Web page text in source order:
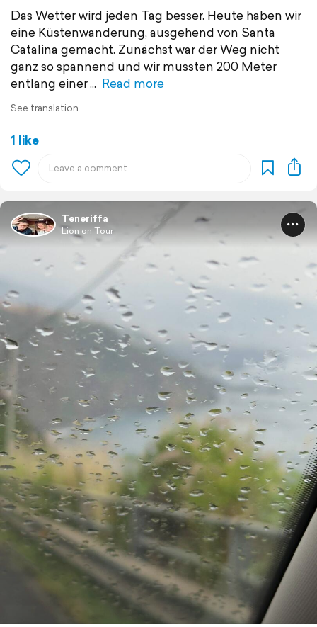
Das Wetter wird jeden Tag besser. Heute haben wir
eine Küstenwanderung, ausgehend von Santa
Catalina gemacht. Zunächst war der Weg nicht
ganz so spannend und wir mussten 200 Meter
entlang einer
Read more
See translation
1 like
Teneriffa
Lion on Tour